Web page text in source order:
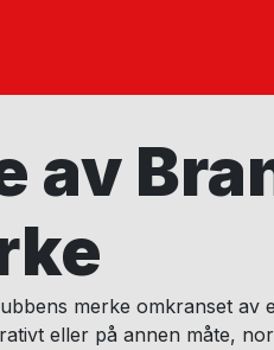
av
merke omkranset av
eller på annen måte,